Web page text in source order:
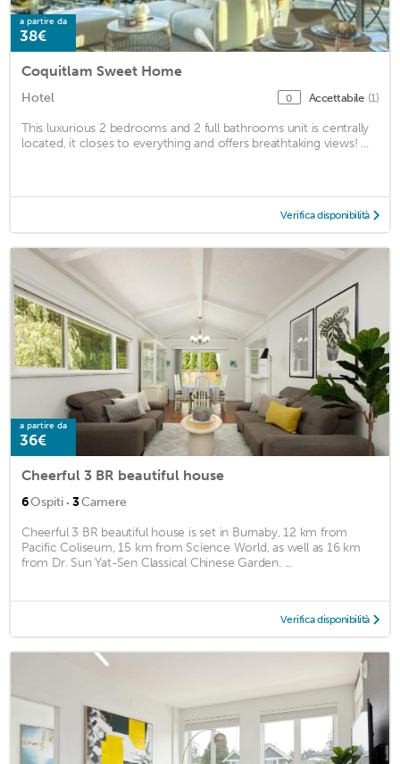
a partire da
38€
Coquitlam Sweet Home
Hotel 0 Accettabile (1)
This luxurious 2 bedrooms and 2 full bathrooms unit is centrally
located, it closes to everything and offers breathtaking views! ...
Verifica disponibilità
a partire da
36€
Cheerful 3 BR beautiful house
6Ospiti · 3Camere
Cheerful 3 BR beautiful house is set in Burnaby, 12 km from
Pacific Coliseum, 15 km from Science World, as well as 16 km
from Dr. Sun Yat-Sen Classical Chinese Garden. ...
Verifica disponibilità